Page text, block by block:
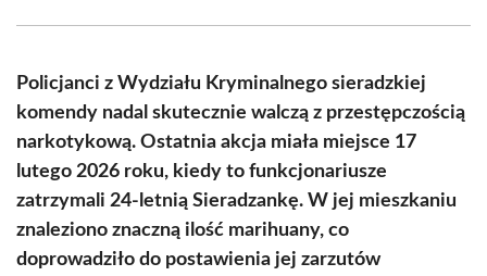
(Twitter)
Policjanci z Wydziału Kryminalnego sieradzkiej
komendy nadal skutecznie walczą z przestępczością
narkotykową. Ostatnia akcja miała miejsce 17
lutego 2026 roku, kiedy to funkcjonariusze
zatrzymali 24-letnią Sieradzankę. W jej mieszkaniu
znaleziono znaczną ilość marihuany, co
doprowadziło do postawienia jej zarzutów